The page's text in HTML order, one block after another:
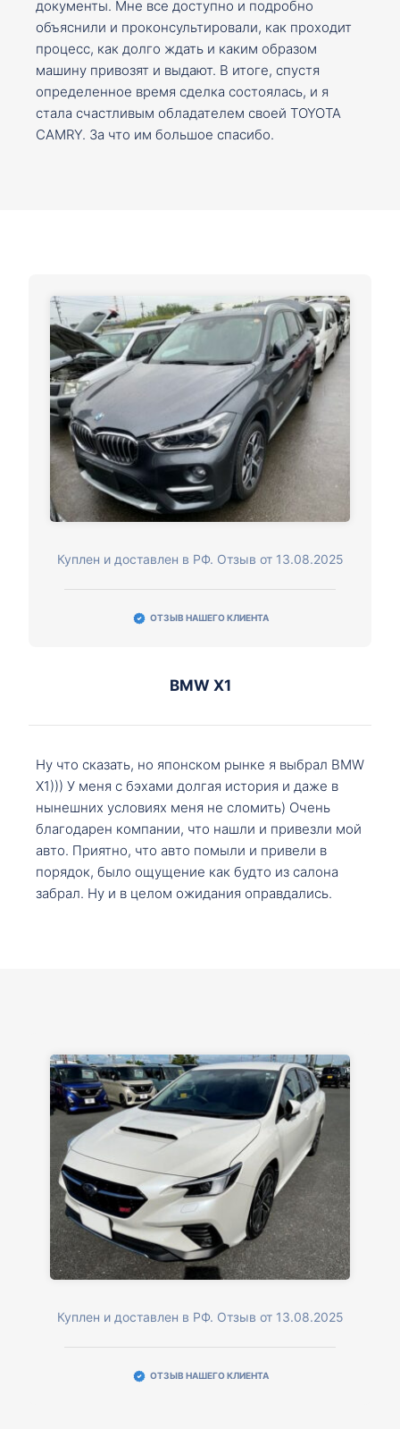
документы. Мне все доступно и подробно
объяснили и проконсультировали, как проходит
процесс, как долго ждать и каким образом
машину привозят и выдают. В итоге, спустя
определенное время сделка состоялась, и я
стала счастливым обладателем своей TOYOTA
CAMRY. За что им большое спасибо.
Куплен и доставлен в РФ. Отзыв от 13.08.2025
ОТЗЫВ НАШЕГО КЛИЕНТА
BMW X1
Ну что сказать, но японском рынке я выбрал BMW
X1))) У меня с бэхами долгая история и даже в
нынешних условиях меня не сломить) Очень
благодарен компании, что нашли и привезли мой
авто. Приятно, что авто помыли и привели в
порядок, было ощущение как будто из салона
забрал. Ну и в целом ожидания оправдались.
Куплен и доставлен в РФ. Отзыв от 13.08.2025
ОТЗЫВ НАШЕГО КЛИЕНТА